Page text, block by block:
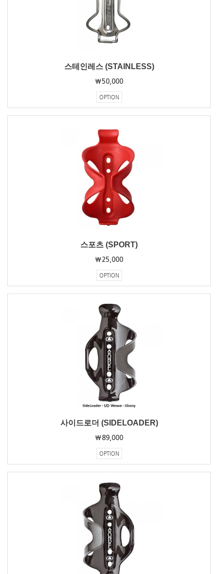
스테인레스 (STAINLESS)
₩50,000
OPTION
스포츠 (SPORT)
₩25,000
OPTION
사이드로더 (SIDELOADER)
₩89,000
OPTION